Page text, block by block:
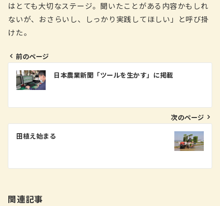
はとても大切なステージ。聞いたことがある内容かもしれ
ないが、おさらいし、しっかり実践してほしい」と呼び掛
けた。
投
稿
ゲ
ン
前のページ
日本農業新聞「ツールを生かす」に掲載
次のページ
田植え始まる
関連記事